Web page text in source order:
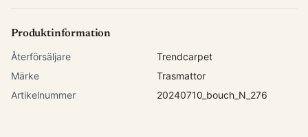
Produktinformation
Återförsäljare
Trendcarpet
Märke
Trasmattor
Artikelnummer
20240710_bouch_N_276